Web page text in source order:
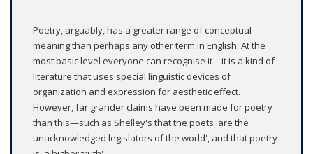
Poetry, arguably, has a greater range of conceptual
meaning than perhaps any other term in English. At the
most basic level everyone can recognise it—it is a kind of
literature that uses special linguistic devices of
organization and expression for aesthetic effect.
However, far grander claims have been made for poetry
than this—such as Shelley's that the poets 'are the
unacknowledged legislators of the world', and that poetry